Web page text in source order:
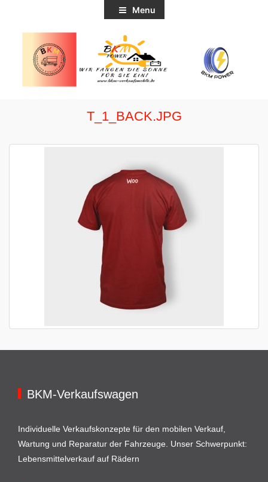
Menu
T_1_BACK.JPG
BKM-Verkaufswagen
Individuelle Verkaufskonzepte für den mobilen Verkauf,
Wartung und Reparatur der Fahrzeuge. Unser Schwerpunkt:
Lebensmittelverkauf auf Rädern